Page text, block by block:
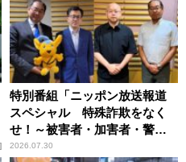
特別番組「ニッポン放送報道
スペシャル 特殊詐欺をなく
せ！～被害者・加害者・警視
庁が語るトクリュウの実態
2026.07.30